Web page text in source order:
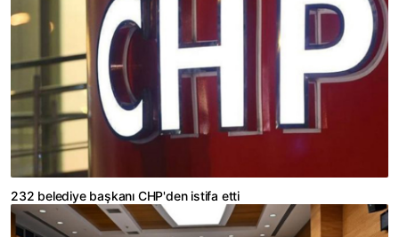
232 belediye başkanı CHP'den istifa etti